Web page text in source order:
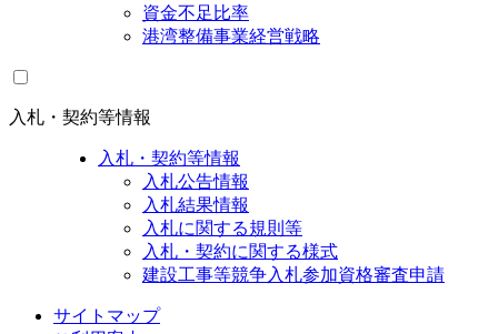
資金不足比率
港湾整備事業経営戦略
入札・契約等情報
入札・契約等情報
入札公告情報
入札結果情報
入札に関する規則等
入札・契約に関する様式
建設工事等競争入札参加資格審査申請
サイトマップ